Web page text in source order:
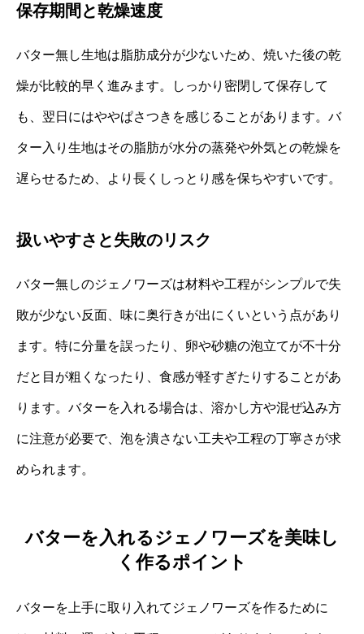
保存期間と乾燥速度
バター無し生地は脂肪成分が少ないため、焼いた後の乾
燥が比較的早く進みます。しっかり密閉して保存して
も、翌日にはややぱさつきを感じることがあります。バ
ター入り生地はその脂肪が水分の蒸発や外気との乾燥を
遅らせるため、より長くしっとり感を保ちやすいです。
扱いやすさと失敗のリスク
バター無しのジェノワーズは材料や工程がシンプルで失
敗が少ない反面、味に奥行きが出にくいという点があり
ます。特に分量を誤ったり、卵や砂糖の泡立てが不十分
だと目が粗くなったり、食感が軽すぎたりすることがあ
ります。バターを入れる場合は、溶かし方や混ぜ込み方
に注意が必要で、泡を潰さない工夫や工程の丁寧さが求
められます。
バターを入れるジェノワーズを美味し
く作るポイント
バターを上手に取り入れてジェノワーズを作るために